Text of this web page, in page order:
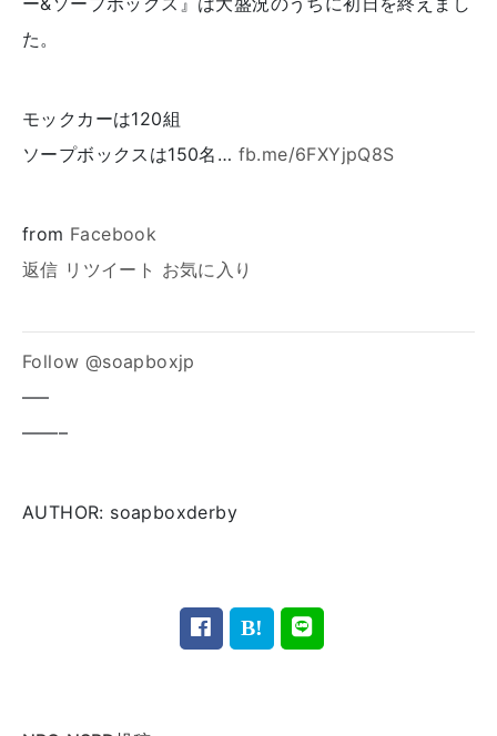
た。
モックカーは120組
ソープボックスは150名… fb.me/6FXYjpQ8S
from Facebook
返信 リツイート お気に入り
Follow @soapboxjp
—–
——–
AUTHOR: soapboxderby